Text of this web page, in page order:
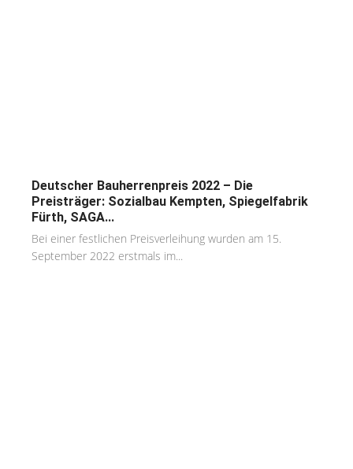
Deutscher Bauherrenpreis 2022 – Die
Preisträger: Sozialbau Kempten, Spiegelfabrik
Fürth, SAGA...
Bei einer festlichen Preisverleihung wurden am 15.
September 2022 erstmals im...